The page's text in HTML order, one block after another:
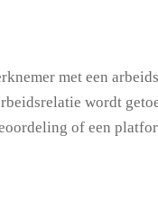
met een
wordt
of een